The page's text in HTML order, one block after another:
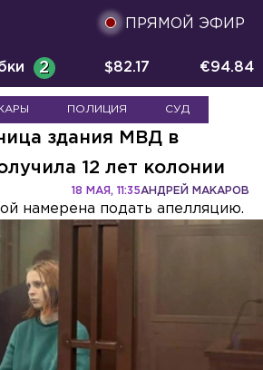
ПРЯМОЙ ЭФИР
2 $82.17 €94.84
ПОЛИЦИЯ СУД
здания МВД в
12 лет колонии
АНДРЕЙ МАКАРОВ
18 МАЯ, 11:35
намерена подать апелляцию.